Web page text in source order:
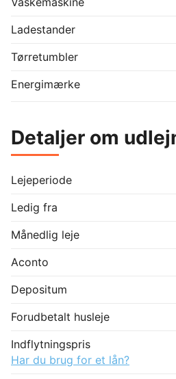
Pænt fælles gårdanlæg med
skaber hyggelige rammer
dig dit måske kommende hjem.
Ladestander
Tørretumbler
Energimærke
Detaljer om
Lejeperiode
Ledig fra
Månedlig leje
Aconto
Depositum
Forudbetalt husleje
Indflytningspris
Har du brug for et lån?